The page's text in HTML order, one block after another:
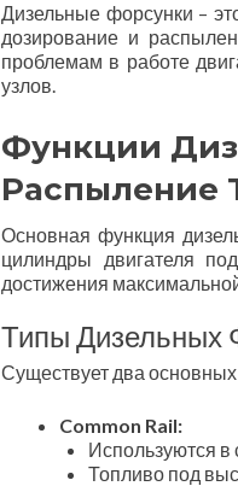
Дизельные форсунки –
дозирование и
проблемам в работе
узлов.
Функции
Распыление
Основная функция
цилиндры двигателя
достижения
Типы Дизельных
Существует два
Common Rail:
Используются в
Топливо под